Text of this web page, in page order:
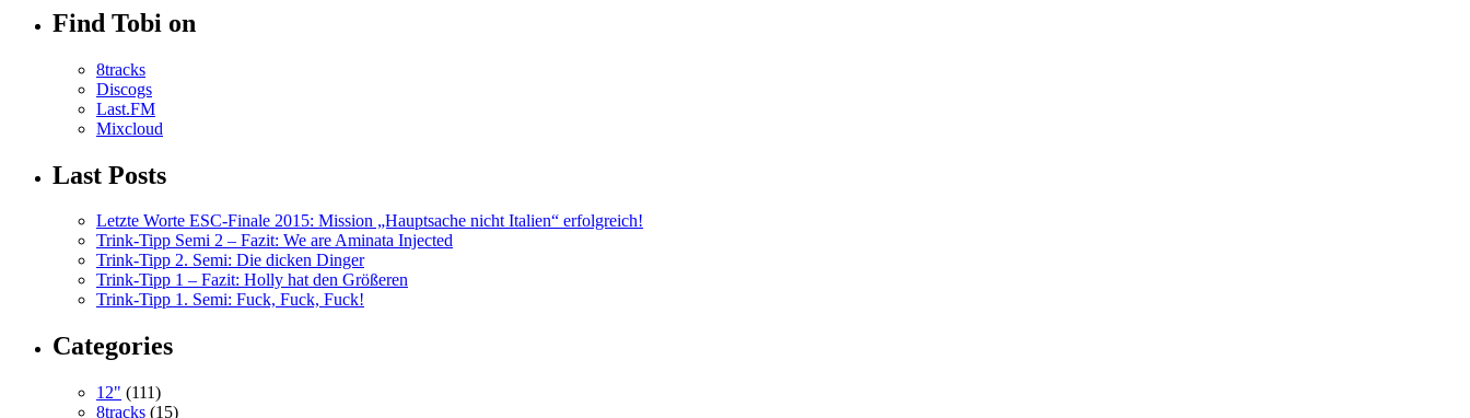
Find Tobi on
8tracks
Discogs
Last.FM
Mixcloud
Last Posts
Letzte Worte ESC-Finale 2015: Mission „Hauptsache nicht Italien“ erfolgreich!
Trink-Tipp Semi 2 – Fazit: We are Aminata Injected
Trink-Tipp 2. Semi: Die dicken Dinger
Trink-Tipp 1 – Fazit: Holly hat den Größeren
Trink-Tipp 1. Semi: Fuck, Fuck, Fuck!
Categories
12" (111)
8tracks (15)